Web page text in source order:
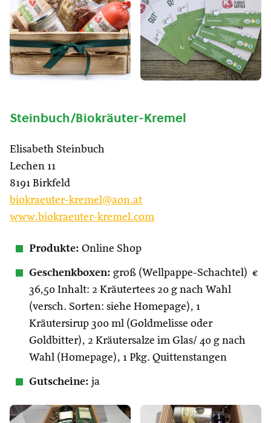
Steinbuch/Biokräuter-Kremel
Elisabeth Steinbuch
Lechen 11
8191 Birkfeld
biokraeuter-kremel@aon.at
www.biokraeuter-kremel.com
Produkte: Online Shop
Geschenkboxen: groß (Wellpappe-Schachtel) €
36,50 Inhalt: 2 Kräutertees 20 g nach Wahl
(versch. Sorten: siehe Homepage), 1
Kräutersirup 300 ml (Goldmelisse oder
Goldbitter), 2 Kräutersalze im Glas/ 40 g nach
Wahl (Homepage), 1 Pkg. Quittenstangen
Gutscheine: ja